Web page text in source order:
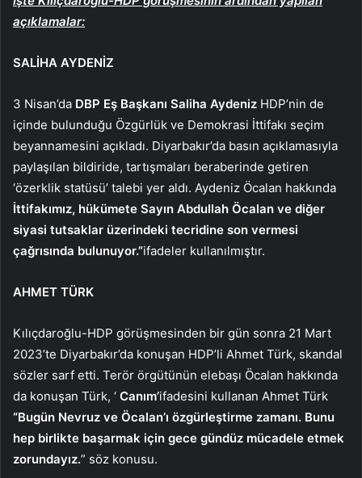
açıklamalar:
SALİHA AYDENİZ
3 Nisan’da DBP Eş Başkanı Saliha Aydeniz HDP’nin de
içinde bulunduğu Özgürlük ve Demokrasi İttifakı seçim
beyannamesini açıkladı. Diyarbakır’da basın açıklamasıyla
paylaşılan bildiride, tartışmaları beraberinde getiren
‘özerklik statüsü’ talebi yer aldı. Aydeniz Öcalan hakkında
İttifakımız, hükümete Sayın Abdullah Öcalan ve diğer
siyasi tutsaklar üzerindeki tecridine son vermesi
çağrısında bulunuyor.”ifadeler kullanılmıştır.
AHMET TÜRK
Kılıçdaroğlu-HDP görüşmesinden bir gün sonra 21 Mart
2023’te Diyarbakır’da konuşan HDP’li Ahmet Türk, skandal
sözler sarf etti. Terör örgütünün elebaşı Öcalan hakkında
da konuşan Türk, ‘ Canım’ifadesini kullanan Ahmet Türk
“Bugün Nevruz ve Öcalan’ı özgürleştirme zamanı. Bunu
hep birlikte başarmak için gece gündüz mücadele etmek
zorundayız.” söz konusu.